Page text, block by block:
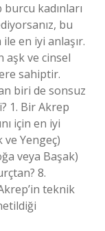
kadınları
bu
en iyi anlaşır.
aşk ve cinsel
sahiptir.
biri de sonsuz
1. Bir Akrep
için en iyi
ve Yengeç)
veya Başak)
8.
teknik